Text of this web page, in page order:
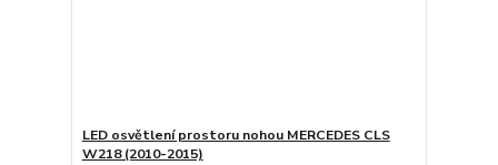
LED osvětlení prostoru nohou MERCEDES CLS
W218 (2010-2015)